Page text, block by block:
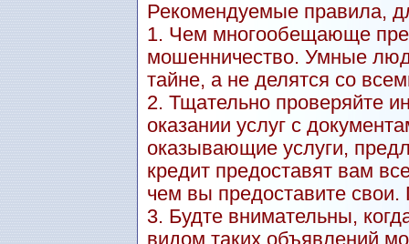
Рекомендуемые правила,
1. Чем многообещающе
мошенничество. Умные
тайне, а не делятся со
2. Тщательно проверяйте
оказании услуг с
оказывающие услуги,
кредит предоставят вам
чем вы предоставите
3. Будте внимательны,
видом таких объявлений